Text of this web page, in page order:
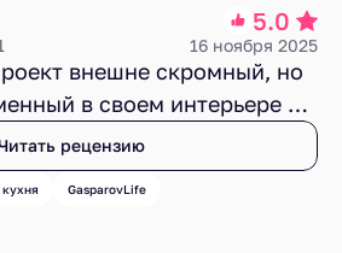
5.0
16 ноября 2025
внешне скромный, но
в своем интерьере и
Ощущения
но на общее впечатление
Меню, которое должно
рецензию
GasparovLife